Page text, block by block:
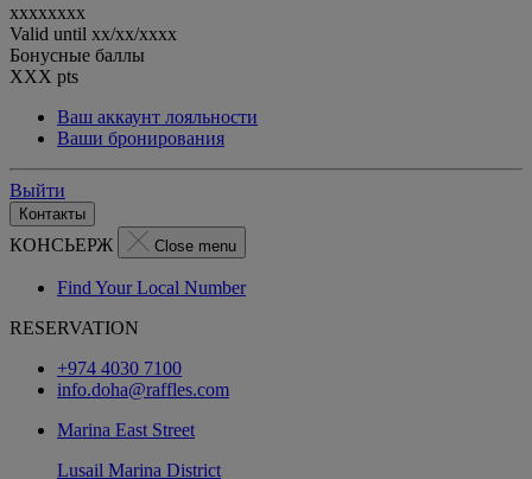
xxxxxxxx
Valid until xx/xx/xxxx
Бонусные баллы
XXX pts
Ваш аккаунт лояльности
Ваши бронирования
Выйти
Контакты
КОНСЬЕРЖ Close menu
Find Your Local Number
RESERVATION
+974 4030 7100
info.doha@raffles.com
Marina East Street
Lusail Marina District